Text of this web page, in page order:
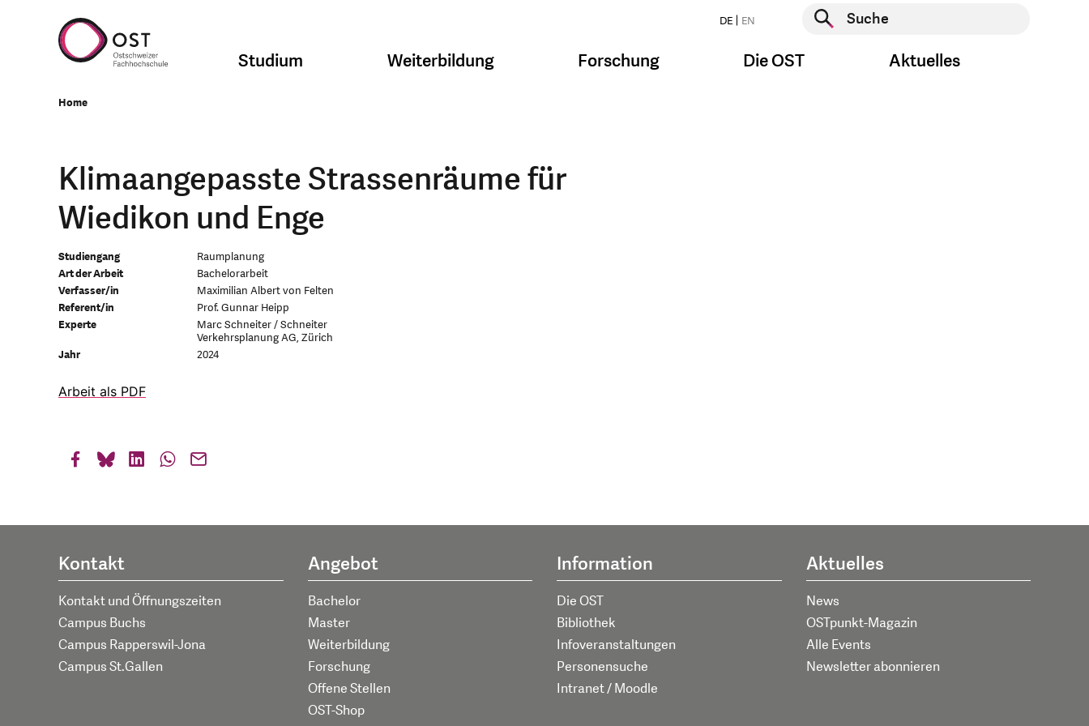
DE EN
Suche starten
Studium Weiterbildung Forschung Die OST Aktuelles
Home
Klimaangepasste Strassenräume für
Wiedikon und Enge
Studiengang
Raumplanung
Art der Arbeit
Bachelorarbeit
Verfasser/in
Maximilian Albert von Felten
Referent/in
Prof. Gunnar Heipp
Experte
Marc Schneiter / Schneiter
Verkehrsplanung AG, Zürich
Jahr
2024
Arbeit als PDF
Kontakt
Kontakt und Öffnungszeiten
Campus Buchs
Campus Rapperswil-Jona
Campus St.Gallen
Angebot
Bachelor
Master
Weiterbildung
Forschung
Offene Stellen
OST-Shop
Information
Die OST
Bibliothek
Infoveranstaltungen
Personensuche
Intranet / Moodle
Aktuelles
News
OSTpunkt-Magazin
Alle Events
Newsletter abonnieren